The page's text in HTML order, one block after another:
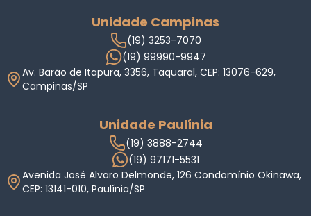
Unidade Campinas
(19) 3253-7070
(19) 99990-9947
Av. Barão de Itapura, 3356, Taquaral, CEP: 13076-629,
Campinas/SP
Unidade Paulínia
(19) 3888-2744
(19) 97171-5531
Avenida José Alvaro Delmonde, 126 Condomínio Okinawa,
CEP: 13141-010, Paulínia/SP